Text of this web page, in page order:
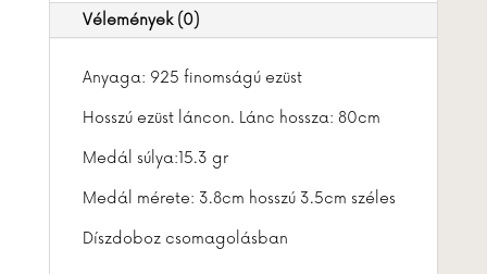
Vélemények (0)
Anyaga: 925 finomságú ezüst
Hosszú ezüst láncon. Lánc hossza: 80cm
Medál súlya:15.3 gr
Medál mérete: 3.8cm hosszú 3.5cm széles
Díszdoboz csomagolásban